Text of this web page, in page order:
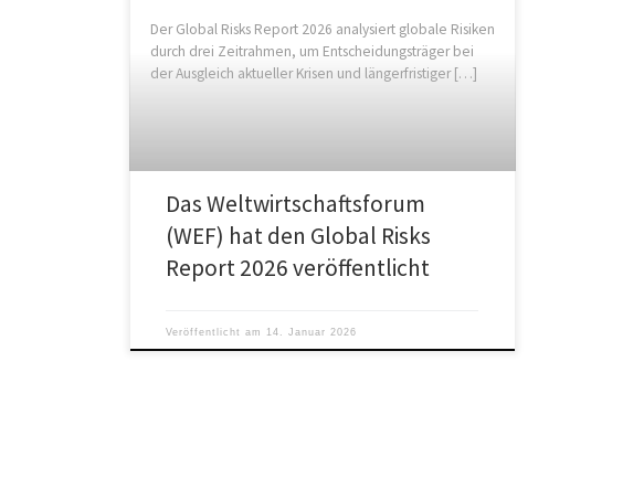
Der Global Risks Report 2026 analysiert globale Risiken
durch drei Zeitrahmen, um Entscheidungsträger bei
der Ausgleich aktueller Krisen und längerfristiger […]
Das Weltwirtschaftsforum
(WEF) hat den Global Risks
Report 2026 veröffentlicht
Veröffentlicht am 14. Januar 2026